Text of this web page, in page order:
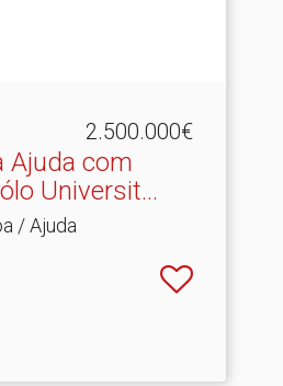
2.500.000€
Ajuda com
Universit.​..
/ Ajuda